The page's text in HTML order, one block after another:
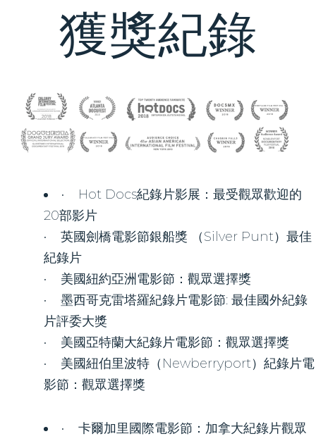
​獲獎紀錄
• Hot Docs紀錄片影展：最受觀眾歡迎的
20部影片
• 英國劍橋電影節銀船獎 （Silver Punt）最佳
紀錄片
• 美國紐約亞洲電影節：觀眾選擇獎
• 墨西哥克雷塔羅​紀錄片電影節: 最佳國外紀錄
片評委大獎
• 美國亞特蘭大紀錄片電影節：觀眾選擇獎
• 美國紐伯里波特（Newberryport）紀錄片電
影節：觀眾選擇獎
​• 卡爾加里國際電影節：加拿大紀錄片觀眾